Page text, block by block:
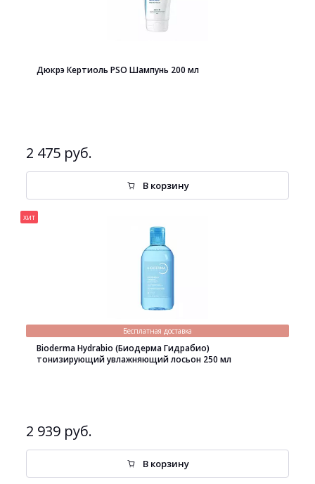
Дюкрэ Кертиоль PSO Шампунь 200 мл
2 475 руб.
В корзину
хит
Бесплатная доставка
Bioderma Hydrabio (Биодерма Гидрабио)
тонизирующий увлажняющий лосьон 250 мл
2 939 руб.
В корзину